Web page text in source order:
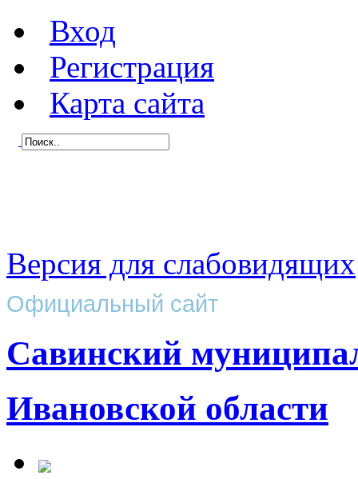
Вход
Регистрация
Карта сайта
Версия для слабовидящих
Официальный сайт
Савинский
Ивановской области